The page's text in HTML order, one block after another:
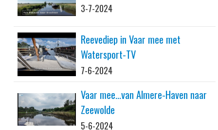
3-7-2024
Reevediep in Vaar mee met
Watersport-TV
7-6-2024
Vaar mee...van Almere-Haven naar
Zeewolde
5-6-2024